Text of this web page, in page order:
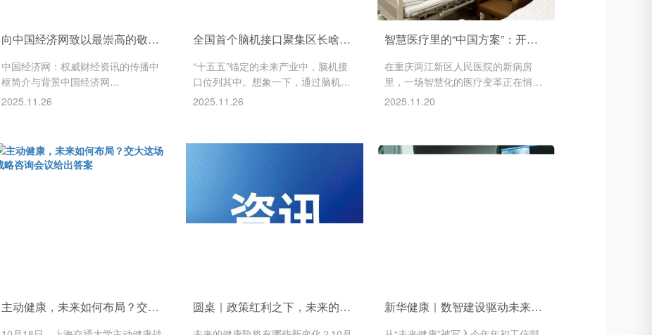
向中国经济网致以最崇高的敬意与诚挚的感谢！衷心感谢贵网对2026年上海国际智慧医疗产业展暨创新发展大会这一科技盛会给予的鼎力支持，以及进行的深度报道与传播推动。
中国经济网：权威财经资讯的传播中
枢简介与背景中国经济网
（www.ce.cn）是由国务院新闻办公
网站，亦是全国性经济类门户网站，
自2003年7月28日上线以来，始终
以“立足中国，面向世界”为定位，致
2025.11.26
全国首个脑机接口聚集区长啥样？
“十五五”锚定的未来产业中，脑机接
口位列其中。想象一下，通过脑机接
口仅凭“意念”就能控制机器、帮助盲
影的场景，正在上海变成现实。在位
于上海的全国首个脑机接口产业集聚
区，总台记者进行了探访。非侵入技
术走向多场景应用突破工程师戴上脑
2025.11.26
智慧医疗里的“中国方案”：开源鸿蒙重塑传统病房体验
在重庆两江新区人民医院的新病房
里，一场智慧化的医疗变革正在悄然
展开。患者躺在床上，只需轻触床旁
数据；智能输液监测系统能使护士实
时了解各床位液体情况，提升用药安
2025.11.20
主动健康，未来如何布局？交大这场战略咨询会议给出答案 圆桌｜政策红利之下，未来的健康险将有哪些新变化？ 新华健康｜数智建设驱动未来健康产业高质量发展